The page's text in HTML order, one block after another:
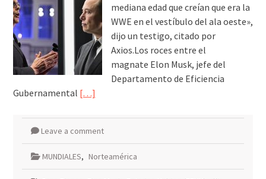
mediana edad que creían que era la
WWE en el vestíbulo del ala oeste»,
dijo un testigo, citado por
Axios.Los roces entre el
magnate Elon Musk, jefe del
Departamento de Eficiencia
Gubernamental […]
Leave a comment
MUNDIALES, Norteamérica